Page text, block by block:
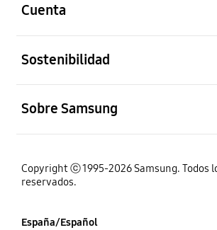
Cuenta
Sostenibilidad
Sobre Samsung
Copyright ⓒ 1995-2026 Samsung. Todos
reservados.
España/Español